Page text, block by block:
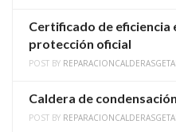
Certificado de eficiencia
protección oficial
POST BY
Caldera de
POST BY